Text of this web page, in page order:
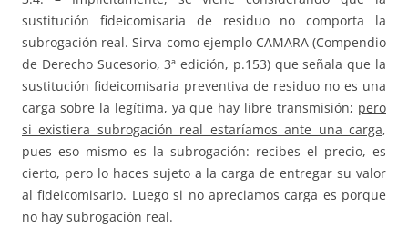
sustitución fideicomisaria de residuo no comporta la
subrogación real. Sirva como ejemplo CAMARA (Compendio
de Derecho Sucesorio, 3ª edición, p.153) que señala que la
sustitución fideicomisaria preventiva de residuo no es una
carga sobre la legítima, ya que hay libre transmisión; pero
si existiera subrogación real estaríamos ante una carga,
pues eso mismo es la subrogación: recibes el precio, es
cierto, pero lo haces sujeto a la carga de entregar su valor
al fideicomisario. Luego si no apreciamos carga es porque
no hay subrogación real.